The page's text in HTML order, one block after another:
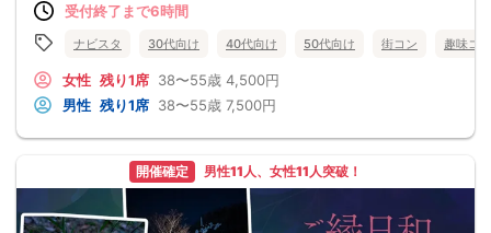
受付終了まで6時間
ナビスタ 30代向け 40代向け 50代向け 街コン 趣味コン
女性 残り1席 38〜55歳 4,500円
男性 残り1席 38〜55歳 7,500円
開催確定 男性11人、女性11人突破！